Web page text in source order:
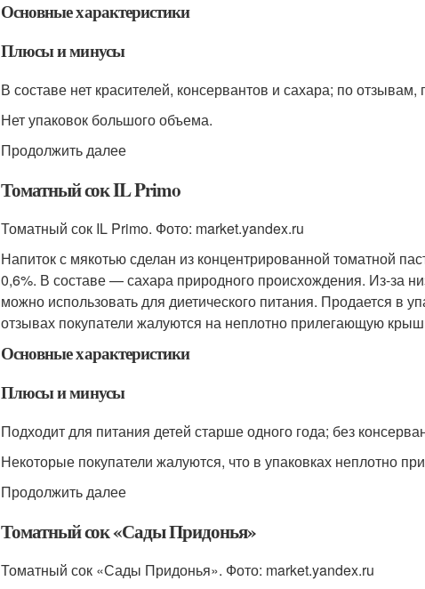
Основные характеристики
Плюсы и минусы
В составе нет красителей, консервантов и сахара; по
Нет упаковок большого объема.
Продолжить далее
Томатный сок IL Primo
Томатный сок IL Primo. Фото: market.yandex.ru
Напиток с мякотью сделан из концентрированной томатной
0,6%. В составе — сахара природного происхождения. Из-за
можно использовать для диетического питания. Продается в
отзывах покупатели жалуются на неплотно прилегающую
Основные характеристики
Плюсы и минусы
Подходит для питания детей старше одного года; без
Некоторые покупатели жалуются, что в упаковках неплотно
Продолжить далее
Томатный сок «Сады Придонья»
Томатный сок «Сады Придонья». Фото: market.yandex.ru